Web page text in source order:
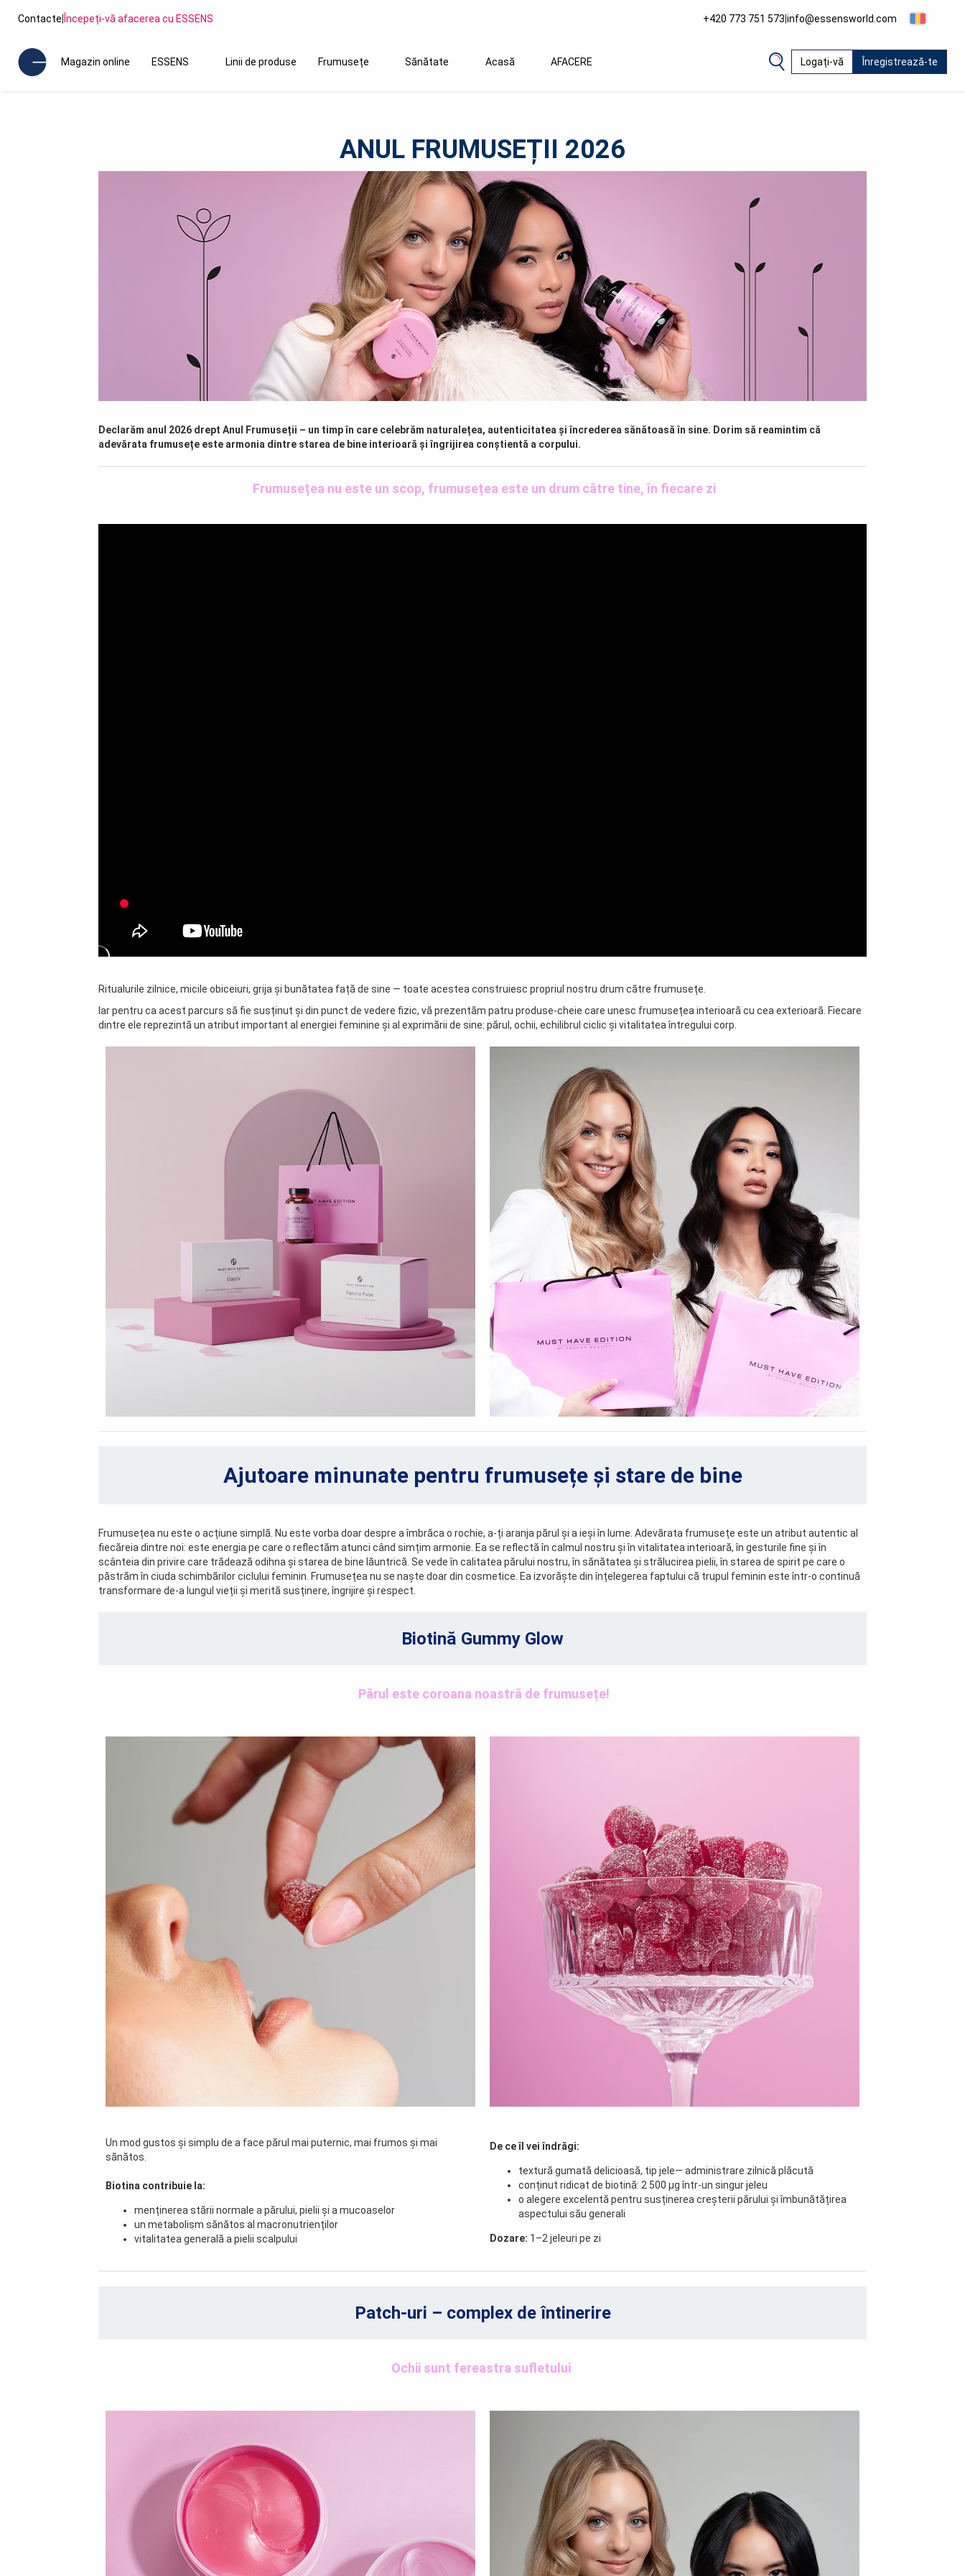
Contacte|Începeți-vă afacerea cu ESSENS +420 773 751 573|info@essensworld.com
Magazin online ESSENS Linii de produse Frumusețe Sănătate Acasă AFACERE Logați-vă Înregistrează-te
ANUL FRUMUSEȚII 2026
Declarăm anul 2026 drept Anul Frumuseții – un timp în care celebrăm naturalețea, autenticitatea și încrederea sănătoasă în sine. Dorim să reamintim că
adevărata frumusețe este armonia dintre starea de bine interioară și îngrijirea conștientă a corpului.
Frumusețea nu este un scop, frumusețea este un drum către tine, în fiecare zi
Ritualurile zilnice, micile obiceiuri, grija și bunătatea față de sine — toate acestea construiesc propriul nostru drum către frumusețe.
Iar pentru ca acest parcurs să fie susținut și din punct de vedere fizic, vă prezentăm patru produse-cheie care unesc frumusețea interioară cu cea exterioară. Fiecare
dintre ele reprezintă un atribut important al energiei feminine și al exprimării de sine: părul, ochii, echilibrul ciclic și vitalitatea întregului corp.
Ajutoare minunate pentru frumusețe și stare de bine
Frumusețea nu este o acțiune simplă. Nu este vorba doar despre a îmbrăca o rochie, a-ți aranja părul și a ieși în lume. Adevărata frumusețe este un atribut autentic al
fiecăreia dintre noi: este energia pe care o reflectăm atunci când simțim armonie. Ea se reflectă în calmul nostru și în vitalitatea interioară, în gesturile fine și în
scânteia din privire care trădează odihna și starea de bine lăuntrică. Se vede în calitatea părului nostru, în sănătatea și strălucirea pielii, în starea de spirit pe care o
păstrăm în ciuda schimbărilor ciclului feminin. Frumusețea nu se naște doar din cosmetice. Ea izvorăște din înțelegerea faptului că trupul feminin este într-o continuă
transformare de-a lungul vieții și merită susținere, îngrijire și respect.
Biotină Gummy Glow
Părul este coroana noastră de frumusețe!
Un mod gustos și simplu de a face părul mai puternic, mai frumos și mai
sănătos.
Biotina contribuie la:
menținerea stării normale a părului, pielii și a mucoaselor
un metabolism sănătos al macronutrienților
vitalitatea generală a pielii scalpului
De ce îl vei îndrăgi:
textură gumată delicioasă, tip jele— administrare zilnică plăcută
conținut ridicat de biotină: 2 500 µg într-un singur jeleu
o alegere excelentă pentru susținerea creșterii părului și îmbunătățirea
aspectului său generali
Dozare: 1–2 jeleuri pe zi
Patch-uri – complex de întinerire
Ochii sunt fereastra sufletului